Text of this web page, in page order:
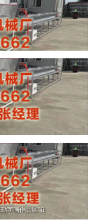
字画作品展”在